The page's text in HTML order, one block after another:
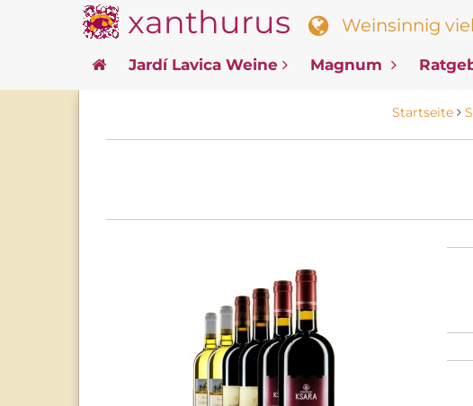
xanthurus Weinsinnig viel
Jardí Lavica Weine Magnum
Startseite